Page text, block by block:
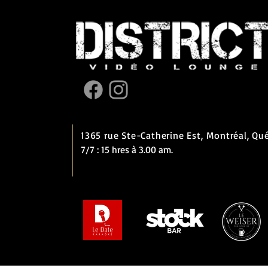
1365 rue Ste-Catherine Est,Montréal,
7/7 : 15 hres à 3.00 am.